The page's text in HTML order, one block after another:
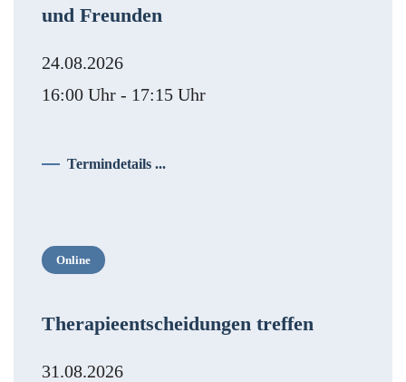
und Freunden
24.08.2026
16:00 Uhr - 17:15 Uhr
Termindetails ...
Online
Therapieentscheidungen treffen
31.08.2026